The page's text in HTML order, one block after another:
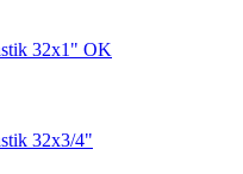
32x1" OK
32x3/4"